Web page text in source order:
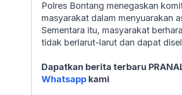
Polres Bontang menegaskan
masyarakat dalam menyuarakan
Sementara itu, masyarakat
tidak berlarut-larut dan dapat
Dapatkan berita terbaru
Whatsapp kami